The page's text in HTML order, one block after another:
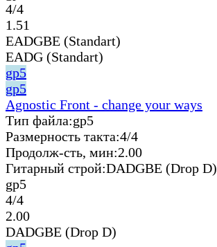
4/4
1.51
EADGBE (Standart)
EADG (Standart)
gp5
gp5
Agnostic Front - change your ways
Тип файла:gp5
Размерность такта:4/4
Продолж-сть, мин:2.00
Гитарный строй:DADGBE (Drop D)
gp5
4/4
2.00
DADGBE (Drop D)